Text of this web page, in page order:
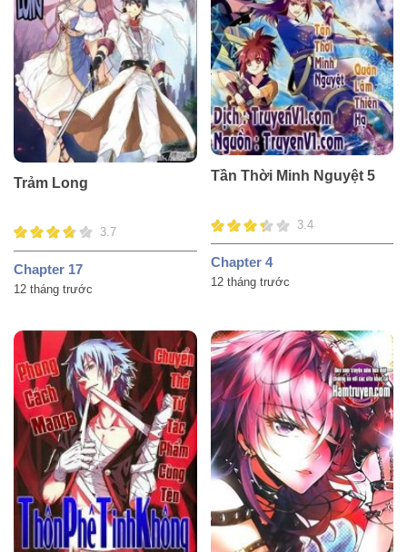
Trảm Long
3.7
Chapter 17
12 tháng trước
Tần Thời Minh Nguyệt 5
3.4
Chapter 4
12 tháng trước